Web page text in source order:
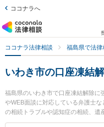
ココナラへ
ココナラ法律相談 福島県で法
いわき市の口座凍結
福島県のいわき市で口座凍結解除に
やWEB面談に対応している弁護士
の相続トラブルや認知症の相続、遺
でき便利です。特にいわきグリーン